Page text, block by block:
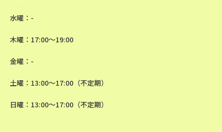
水曜：-
木曜：17:00～19:00
金曜：-
土曜：13:00～17:00（不定期）
日曜：13:00～17:00（不定期）